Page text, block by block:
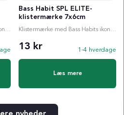
Klistermærke med Bass Habits ikoniske SPL ELITƎ i rød!
Bass Habit SPL ELITE-
klistermærke 7x6cm
Klistermærke med Bass Habits ikoniske SPL ELITƎ i sort!
13 kr 1-4 hverdage
Læs mere